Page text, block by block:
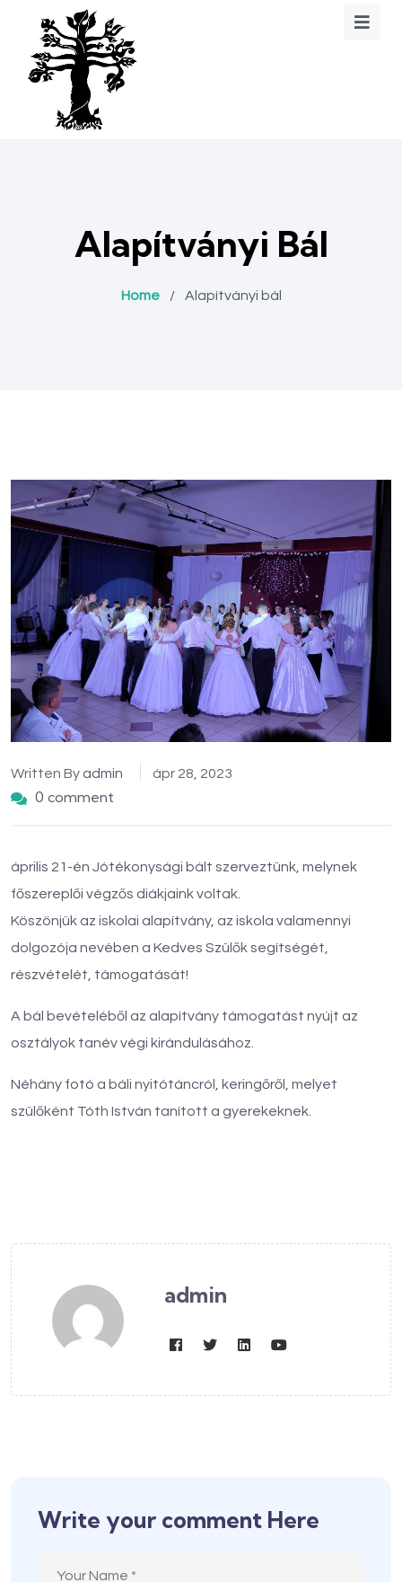
Alapítványi Bál
Home / Alapítványi bál
Written By admin ápr 28, 2023
0 comment
április 21-én Jótékonysági bált szerveztünk, melynek
főszereplői végzős diákjaink voltak.
Köszönjük az iskolai alapítvány, az iskola valamennyi
dolgozója nevében a Kedves Szülők segítségét,
részvételét, támogatását!
A bál bevételéből az alapítvány támogatást nyújt az
osztályok tanév végi kirándulásához.
Néhány fotó a báli nyitótáncról, keringőről, melyet
szülőként Tóth István tanított a gyerekeknek.
admin
Write your comment Here